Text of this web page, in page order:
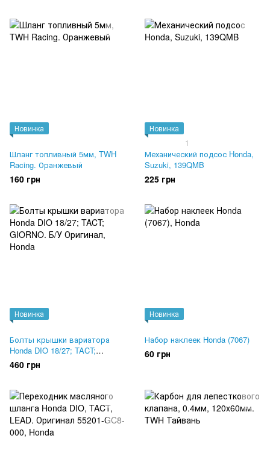
Новинка
Шланг топливный 5мм, TWH
Racing. Оранжевый
160 грн
Новинка
1
Механический подсос Honda,
Suzuki, 139QMB
225 грн
Новинка
Болты крышки вариатора
Honda DIO 18/27; TACT;
GIORNO. Б/У Оригинал
460 грн
Новинка
Набор наклеек Honda (7067)
60 грн